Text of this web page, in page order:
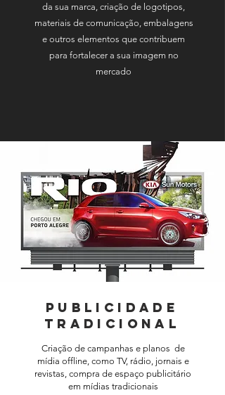
da sua marca, criação de logotipos,
materiais de comunicação, embalagens
e outros elementos que contribuem
para fortalecer a sua imagem no
mercado
Publicidade
Tradicional
Criação de campanhas e planos de
mídia offline, como TV, rádio, jornais e
revistas, compra de espaço publicitário
em mídias tradicionais